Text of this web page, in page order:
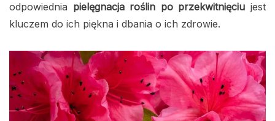
odpowiednia pielęgnacja roślin po przekwitnięciu jest
kluczem do ich piękna i dbania o ich zdrowie.